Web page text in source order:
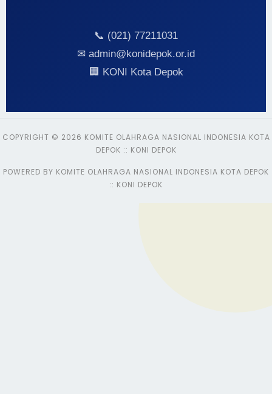
📞 (021) 77211031
✉ admin@konidepok.or.id
🏢 KONI Kota Depok
COPYRIGHT © 2026 KOMITE OLAHRAGA NASIONAL INDONESIA KOTA
DEPOK :: KONI DEPOK
POWERED BY KOMITE OLAHRAGA NASIONAL INDONESIA KOTA DEPOK
:: KONI DEPOK